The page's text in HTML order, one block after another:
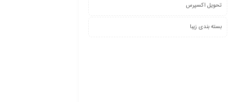
تحویل اکسپرس
بسته بندی زیبا